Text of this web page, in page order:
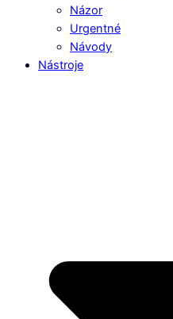
Názor
Urgentné
Návody
Nástroje